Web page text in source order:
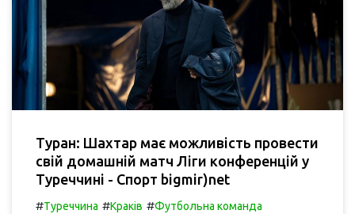
Туран: Шахтар має можливість провести
свій домашній матч Ліги конференцій у
Туреччині - Спорт bigmir)net
#Туреччина #Краків #Футбольна команда